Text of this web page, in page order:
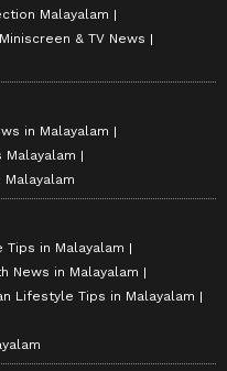
Malayalam
& TV News
in Malayalam
Malayalam
Tips in Malayalam
News in Malayalam
Lifestyle Tips in Malayalam